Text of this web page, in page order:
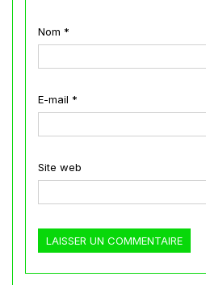
Nom *
E-mail *
Site web